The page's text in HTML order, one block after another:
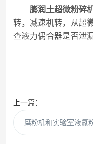
膨润土超微粉碎
转，减速机转，从超
查液力偶合器是否泄
上一篇：
磨粉机和实验室液氮